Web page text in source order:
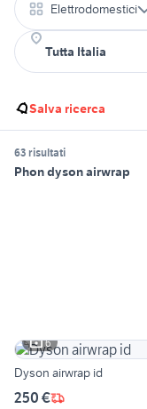
Elettrodomestici
Salva ricerca
63 risultati
Phon dyson airwrap
6
Dyson airwrap id
250 €